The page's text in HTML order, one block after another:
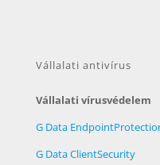
Vállalati antivírus
Vállalati vírusvédelem
G Data
G Data ClientSecurity